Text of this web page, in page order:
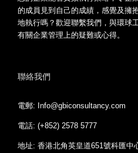
的成員見到自己的成績，感覺及擁
地執行嗎？歡迎聯繫我們，與環球
有關企業管理上的疑難或心得。
聯絡我們
電郵: Info@gbiconsultancy.com
電話: (+852) 2578 5777
地址: 香港北角英皇道651號科匯中